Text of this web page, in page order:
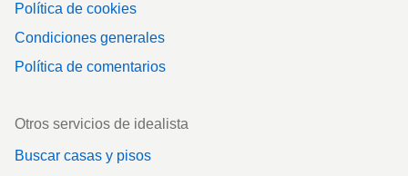
Política de cookies
Condiciones generales
Política de comentarios
Otros servicios de idealista
Buscar casas y pisos